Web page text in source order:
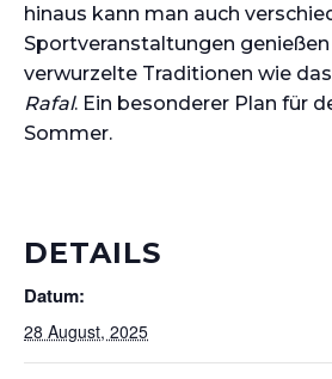
hinaus kann man auch
Sportveranstaltungen
verwurzelte Traditionen wie das
Rafal. Ein besonderer Plan für
Sommer.
DETAILS
Datum:
28 August, 2025